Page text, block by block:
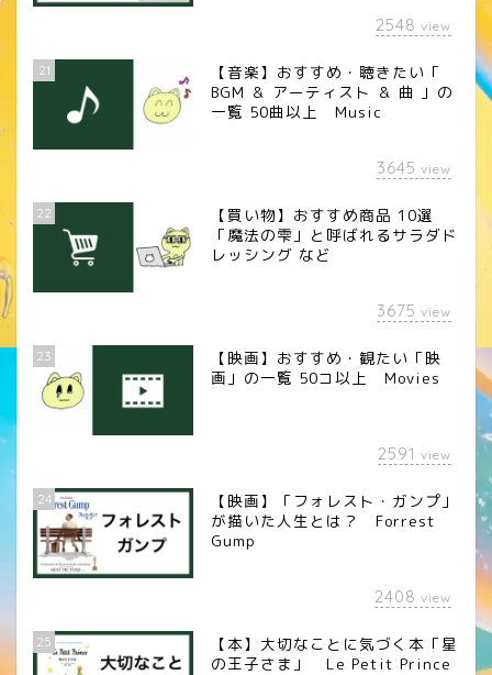
2548 view
21
【音楽】おすすめ・聴きたい「
BGM ＆ アーティスト ＆ 曲 」の
一覧 50曲以上 Music
3645 view
22
【買い物】おすすめ商品 10選
「魔法の雫」と呼ばれるサラダド
レッシング など
3675 view
23
【映画】おすすめ・観たい「映
画」の一覧 50コ以上 Movies
2591 view
24
【映画】「フォレスト・ガンプ」
が描いた人生とは？ Forrest
Gump
2408 view
25
【本】大切なことに気づく本「星
の王子さま」 Le Petit Prince